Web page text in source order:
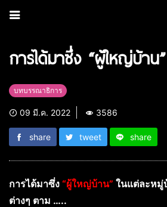
การได้มาซึ่ง “ผู้ใหญ่บ้าน”
บทบรรณาธิการ
09 มี.ค. 2022 3586
share tweet share
การได้มาซึ่ง “ผู้ใหญ่บ้าน” ในแต่ละหมู่
ต่างๆ ตาม …..